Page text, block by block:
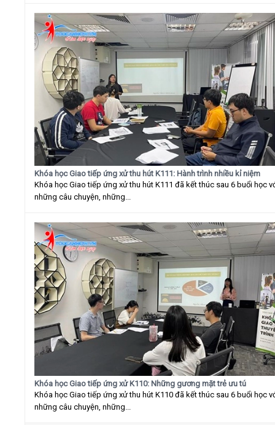
Khóa học Giao tiếp ứng xử thu hút K111: Hành trình nhiều kỉ niệm
Khóa học Giao tiếp ứng xử thu hút K111 đã kết thúc sau 6 buổi học
những câu chuyện, những...
Khóa học Giao tiếp ứng xử K110: Những gương mặt trẻ ưu tú
Khóa học Giao tiếp ứng xử thu hút K110 đã kết thúc sau 6 buổi học
những câu chuyện, những...